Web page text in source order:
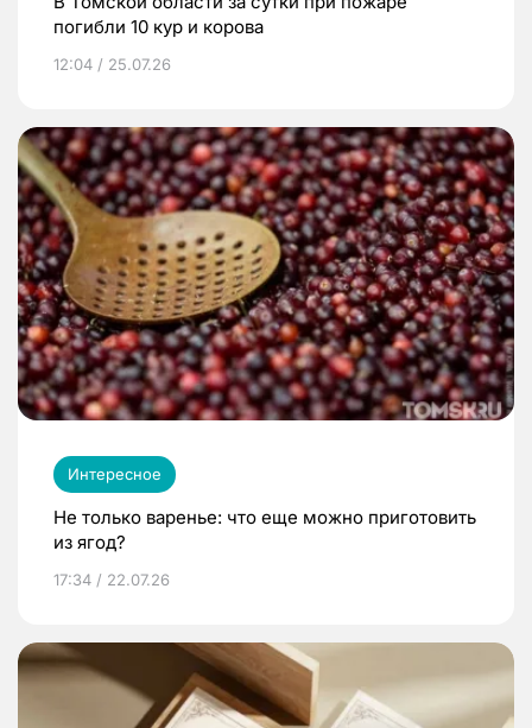
погибли 10 кур и корова
12:04 / 25.07.26
Интересное
Не только варенье: что еще можно приготовить
из ягод?
17:34 / 22.07.26